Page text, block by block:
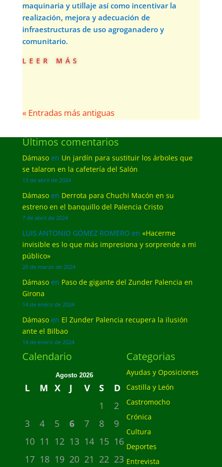
maquinaria y utillaje así como incentivar la
realización, mejora y adecuación de
infraestructuras de uso agroganadero y
comunitario.
leer más
« Entradas más antiguas
Últimos comentarios
Dámasoen Un jardín para sustituir los árboles que
se talaron en la cafetería del Salón
13 de abril de 2024
Dámasoen Derrota para Chuchi Macón en su
estreno en el banquillo del Palencia Cristo
7 de abril de 2024
LUIS ANTONIO GÓMEZ ROMERO en «Hacerme
invisible es lo que más impresiona y sorprende a mi
público»
20 de marzo de 2024
Dámasoen Paso de gigante del Zunder Palencia en
Girona
14 de enero de 2024
Dámasoen El Zunder Palencia recupera la ilusión
ante el Bilbao
14 de enero de 2024
Calendario
Agosto 2026
L M X J V S
D
1
2
3
4 5 6 7 8
9
10 11 12 13 14 15 16
17 18 19 20 21 22 23
Categorias
Ayudas y Oposiciones
Castilla y León
Castromocho
Crónica
Cultura
Deportes
Entrevista